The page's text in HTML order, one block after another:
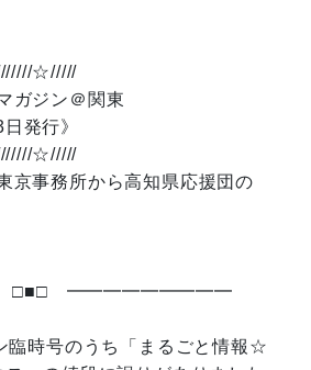
☆/////
ン＠関東
行》
☆/////
事務所から高知県応援団の
□■□ ━━━━━━━━━
時号のうち「まるごと情報☆